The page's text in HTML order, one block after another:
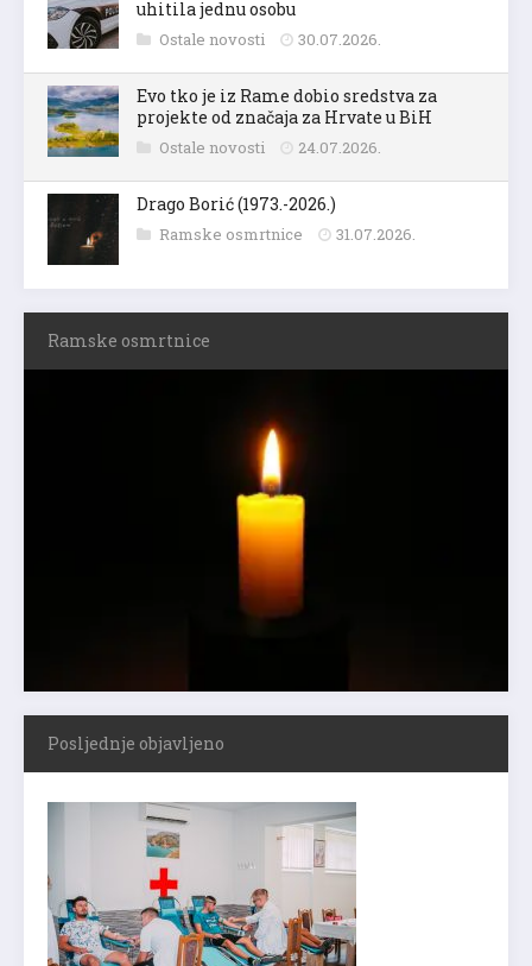
uhitila jednu osobu
Ostale novosti 30.07.2026.
Evo tko je iz Rame dobio sredstva za
projekte od značaja za Hrvate u BiH
Ostale novosti 24.07.2026.
Drago Borić (1973.-2026.)
Ramske osmrtnice 31.07.2026.
Ramske osmrtnice
Posljednje objavljeno